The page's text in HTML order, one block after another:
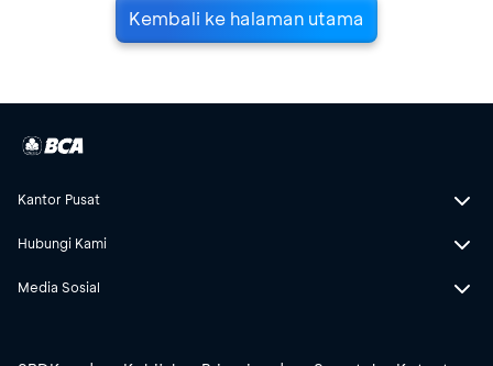
Kembali ke halaman utama
Kantor Pusat
Hubungi Kami
Media Sosial